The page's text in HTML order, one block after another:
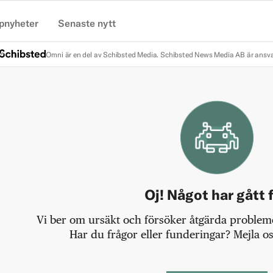
Senaste nytt
Omni är en del av Schibsted Media. Schibsted News Media AB är
Oj! Något har gått
Vi ber om ursäkt och försöker åtgärda
Har du frågor eller funderingar? Mejla